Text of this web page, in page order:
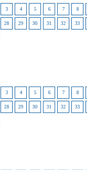
3 4 5 6 7 8
28 29 30 31 32 33
3 4 5 6 7 8
28 29 30 31 32 33